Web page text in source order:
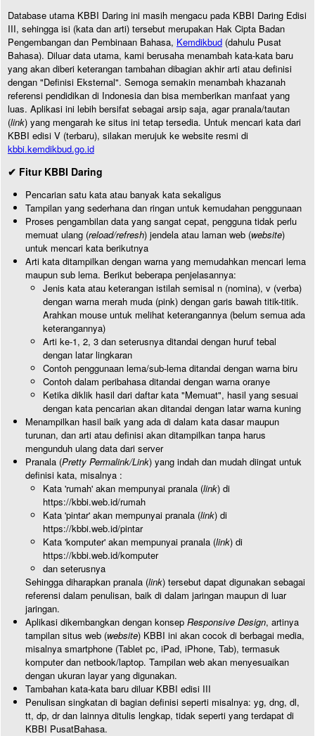
Database utama KBBI Daring ini masih mengacu pada KBBI Daring Edisi
III, sehingga isi (kata dan arti) tersebut merupakan Hak Cipta Badan
Pengembangan dan Pembinaan Bahasa, Kemdikbud (dahulu Pusat
Bahasa). Diluar data utama, kami berusaha menambah kata-kata baru
yang akan diberi keterangan tambahan dibagian akhir arti atau definisi
dengan "Definisi Eksternal". Semoga semakin menambah khazanah
referensi pendidikan di Indonesia dan bisa memberikan manfaat yang
luas. Aplikasi ini lebih bersifat sebagai arsip saja, agar pranala/tautan
(link) yang mengarah ke situs ini tetap tersedia. Untuk mencari kata dari
KBBI edisi V (terbaru), silakan merujuk ke website resmi di
kbbi.kemdikbud.go.id
✔ Fitur KBBI Daring
Pencarian satu kata atau banyak kata sekaligus
Tampilan yang sederhana dan ringan untuk kemudahan penggunaan
Proses pengambilan data yang sangat cepat, pengguna tidak perlu
memuat ulang (reload/refresh) jendela atau laman web (website)
untuk mencari kata berikutnya
Arti kata ditampilkan dengan warna yang memudahkan mencari lema
maupun sub lema. Berikut beberapa penjelasannya:
Jenis kata atau keterangan istilah semisal n (nomina), v (verba)
dengan warna merah muda (pink) dengan garis bawah titik-titik.
Arahkan mouse untuk melihat keterangannya (belum semua ada
keterangannya)
Arti ke-1, 2, 3 dan seterusnya ditandai dengan huruf tebal
dengan latar lingkaran
Contoh penggunaan lema/sub-lema ditandai dengan warna biru
Contoh dalam peribahasa ditandai dengan warna oranye
Ketika diklik hasil dari daftar kata "Memuat", hasil yang sesuai
dengan kata pencarian akan ditandai dengan latar warna kuning
Menampilkan hasil baik yang ada di dalam kata dasar maupun
turunan, dan arti atau definisi akan ditampilkan tanpa harus
mengunduh ulang data dari server
Pranala (Pretty Permalink/Link) yang indah dan mudah diingat untuk
definisi kata, misalnya :
Kata 'rumah' akan mempunyai pranala (link) di
https://kbbi.web.id/rumah
Kata 'pintar' akan mempunyai pranala (link) di
https://kbbi.web.id/pintar
Kata 'komputer' akan mempunyai pranala (link) di
https://kbbi.web.id/komputer
dan seterusnya
Sehingga diharapkan pranala (link) tersebut dapat digunakan sebagai
referensi dalam penulisan, baik di dalam jaringan maupun di luar
jaringan.
Aplikasi dikembangkan dengan konsep Responsive Design, artinya
tampilan situs web (website) KBBI ini akan cocok di berbagai media,
misalnya smartphone (Tablet pc, iPad, iPhone, Tab), termasuk
komputer dan netbook/laptop. Tampilan web akan menyesuaikan
dengan ukuran layar yang digunakan.
Tambahan kata-kata baru diluar KBBI edisi III
Penulisan singkatan di bagian definisi seperti misalnya: yg, dng, dl,
tt, dp, dr dan lainnya ditulis lengkap, tidak seperti yang terdapat di
KBBI PusatBahasa.